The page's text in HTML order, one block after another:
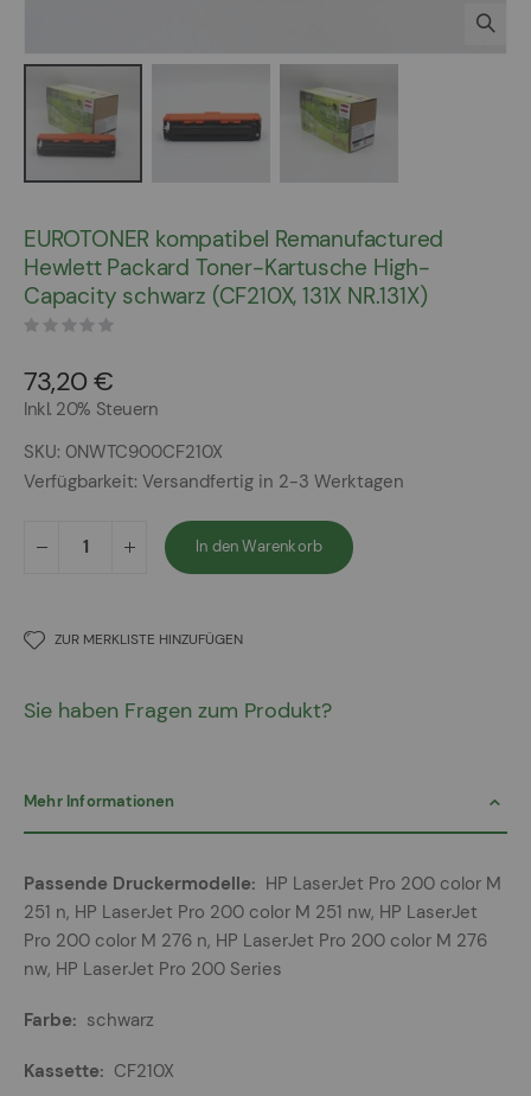
der
Bildergalerie
springen
EUROTONER kompatibel Remanufactured
Hewlett Packard Toner-Kartusche High-
Capacity schwarz (CF210X, 131X NR.131X)
73,20 €
Inkl. 20% Steuern
SKU 0NWTC900CF210X
Verfügbarkeit: Versandfertig in 2-3 Werktagen
In den Warenkorb
ZUR MERKLISTE HINZUFÜGEN
Sie haben Fragen zum Produkt?
Mehr Informationen
Mehr
Informationen
HP LaserJet Pro 200 color M
251 n, HP LaserJet Pro 200 color M 251 nw, HP LaserJet
Pro 200 color M 276 n, HP LaserJet Pro 200 color M 276
nw, HP LaserJet Pro 200 Series
schwarz
CF210X